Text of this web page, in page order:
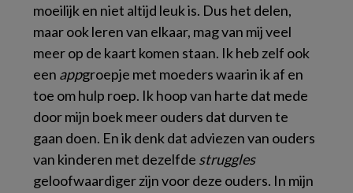
moeilijk en niet altijd leuk is. Dus het delen,
maar ook leren van elkaar, mag van mij veel
meer op de kaart komen staan. Ik heb zelf ook
een appgroepje met moeders waarin ik af en
toe om hulp roep. Ik hoop van harte dat mede
door mijn boek meer ouders dat durven te
gaan doen. En ik denk dat adviezen van ouders
van kinderen met dezelfde struggles
geloofwaardiger zijn voor deze ouders. In mijn